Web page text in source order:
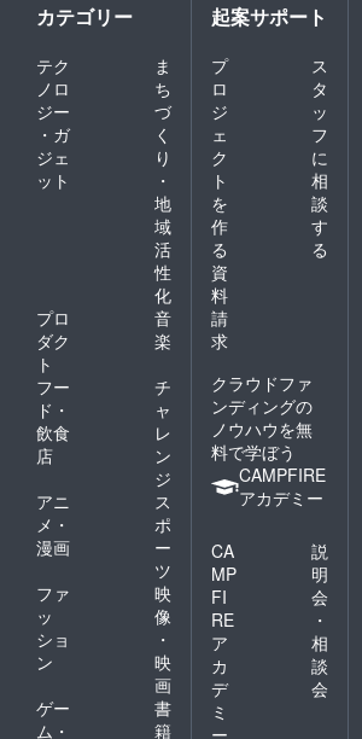
カテゴリー
テク
ノロ
ジー
・ガ
ジェ
ット
ま
ち
づ
く
り
・
地
域
活
性
化
プロ
ダク
ト
音
楽
フー
ド・
飲食
店
チ
ャ
レ
ン
ジ
アニ
メ・
漫画
ス
ポ
ー
ツ
ファ
ッ
ショ
ン
映
像
・
映
画
ゲー
ム・
書
籍
起案サポート
プ
ロ
ジ
ェ
ク
ト
を
作
る
ス
タ
ッ
フ
に
相
談
す
る
資
料
請
求
クラウドファ
ンディングの
ノウハウを無
料で学ぼう
CAMPFIRE
アカデミー
CA
MP
FI
RE
ア
カ
デ
ミ
ー
説
明
会
・
相
談
会